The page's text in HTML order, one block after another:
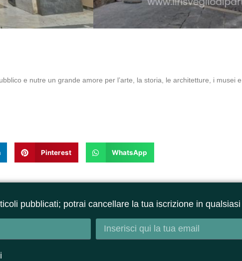
e nutre un grande amore per l’arte, la storia, le architetture, i musei
Pinterest WhatsApp
pubblicati; potrai cancellare la tua iscrizione in